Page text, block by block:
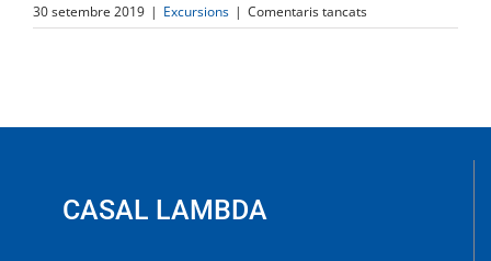
30 setembre 2019 | Excursions | Comentaris tancatsa
Muntanyes
de
CASAL LAMBDA